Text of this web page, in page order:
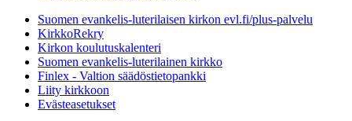
Suomen evankelis-luterilaisen kirkon evl.fi/plus-palvelu
KirkkoRekry
Kirkon koulutuskalenteri
Suomen evankelis-luterilainen kirkko
Finlex - Valtion säädöstietopankki
Liity kirkkoon
Evästeasetukset